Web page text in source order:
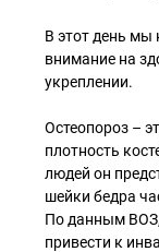
В этот день
внимание на
укреплении.
Остеопороз –
плотность
людей он
шейки бедра
По данным ВОЗ,
привести к